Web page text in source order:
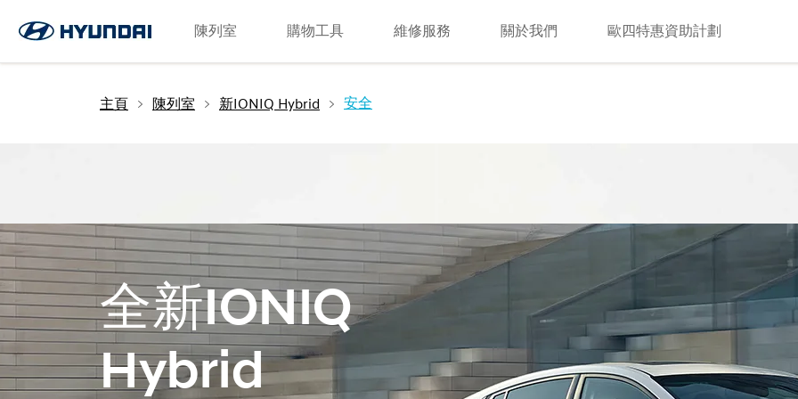
陳列室 購物工具 維修服務 關於我們 歐四特惠資助計劃
語言 Request a Test Drive
Contact UsSNS page search
主頁 陳列室 新IONIQ Hybrid 安全
全新IONIQ
Hybrid